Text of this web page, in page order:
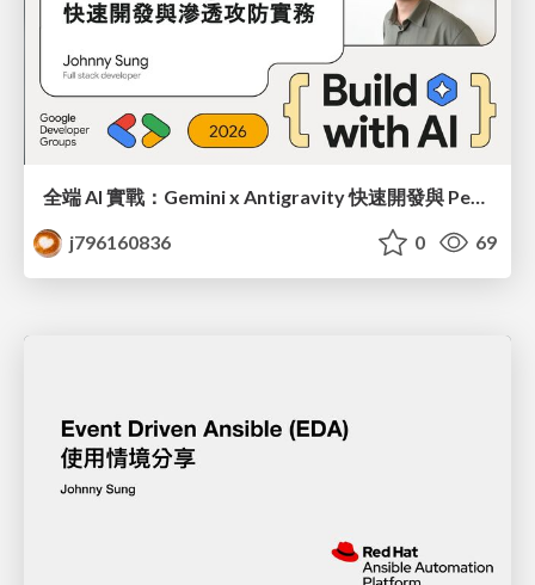
全端 AI 實戰：Gemini x Antigravity 快速開發與 PentestGPT 滲透攻防實務
j796160836
0 69